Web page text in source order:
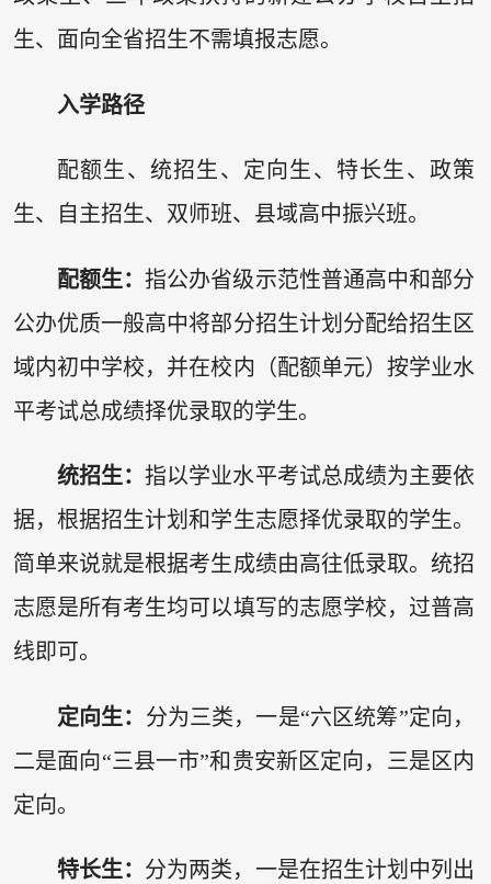
生、面向全省招生不需填报志愿。
入学路径
配额生、统招生、定向生、特长生、政策
生、自主招生、双师班、县域高中振兴班。
配额生：指公办省级示范性普通高中和部分
公办优质一般高中将部分招生计划分配给招生区
域内初中学校，并在校内（配额单元）按学业水
平考试总成绩择优录取的学生。
统招生：指以学业水平考试总成绩为主要依
据，根据招生计划和学生志愿择优录取的学生。
简单来说就是根据考生成绩由高往低录取。统招
志愿是所有考生均可以填写的志愿学校，过普高
线即可。
定向生： 分为三类，一是“六区统筹”定向，
二是面向“三县一市”和贵安新区定向，三是区内
定向。
特长生： 分为两类，一是在招生计划中列出